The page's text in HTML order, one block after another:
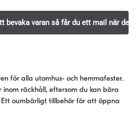
för alla utomhus- och hemmafester.
inom räckhåll, eftersom du kan bära
oumbärligt tillbehör för att öppna